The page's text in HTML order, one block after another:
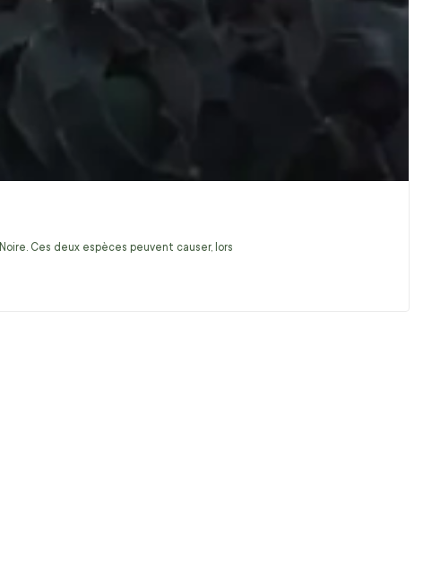
Ces deux espèces peuvent causer, lors